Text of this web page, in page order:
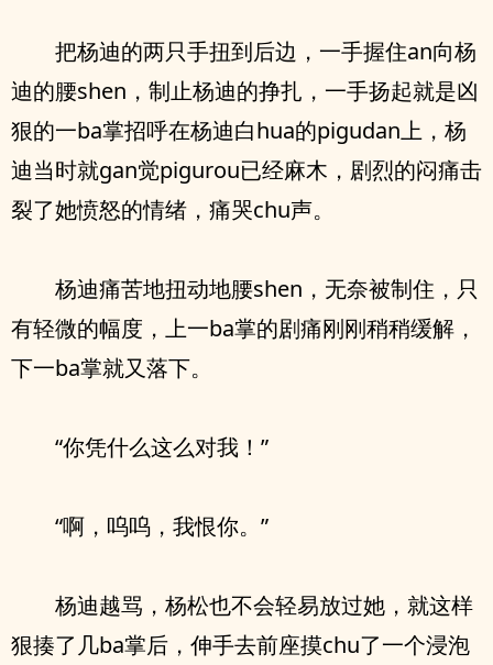
把杨迪的两只手扭到后边，一手握住an向杨
迪的腰shen，制止杨迪的挣扎，一手扬起就是凶
狠的一ba掌招呼在杨迪白hua的pigudan上，杨
迪当时就gan觉pigurou已经麻木，剧烈的闷痛击
裂了她愤怒的情绪，痛哭chu声。
杨迪痛苦地扭动地腰shen，无奈被制住，只
有轻微的幅度，上一ba掌的剧痛刚刚稍稍缓解，
下一ba掌就又落下。
“你凭什么这么对我！”
“啊，呜呜，我恨你。”
杨迪越骂，杨松也不会轻易放过她，就这样
狠揍了几ba掌后，伸手去前座摸chu了一个浸泡